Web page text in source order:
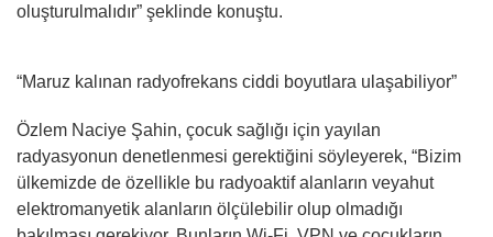
oluşturulmalıdır” şeklinde konuştu.
“Maruz kalınan radyofrekans ciddi boyutlara ulaşabiliyor”
Özlem Naciye Şahin, çocuk sağlığı için yayılan
radyasyonun denetlenmesi gerektiğini söyleyerek, “Bizim
ülkemizde de özellikle bu radyoaktif alanların veyahut
elektromanyetik alanların ölçülebilir olup olmadığı